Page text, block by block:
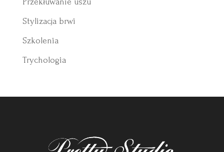
Stylizacja brwi
Szkolenia
Trychologia